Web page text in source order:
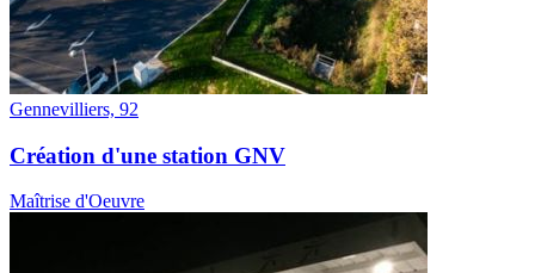
Gennevilliers, 92
Création d'une station GNV
Maîtrise d'Oeuvre